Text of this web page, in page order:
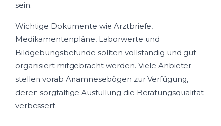
sein.
Wichtige Dokumente wie Arztbriefe,
Medikamentenpläne, Laborwerte und
Bildgebungsbefunde sollten vollständig und gut
organisiert mitgebracht werden. Viele Anbieter
stellen vorab Anamnesebögen zur Verfügung,
deren sorgfältige Ausfüllung die Beratungsqualität
verbessert.